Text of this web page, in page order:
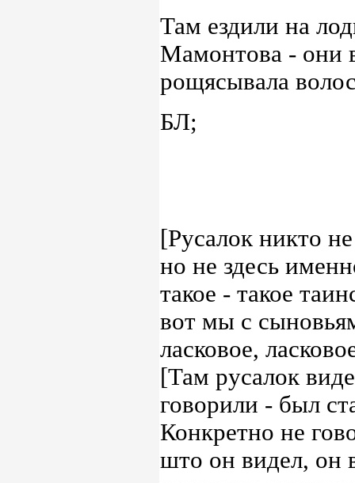
Там ездили на
Мамонтова - они
рощясывала
БЛ;
[Русалок никто
но не здесь
такое - такое
вот мы с
ласковое,
[Там русалок
говорили - был
Конкретно не
што он видел, он